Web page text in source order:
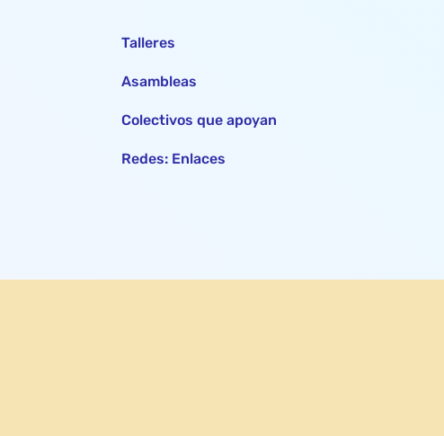
Talleres
Asambleas
Colectivos que apoyan
Redes: Enlaces